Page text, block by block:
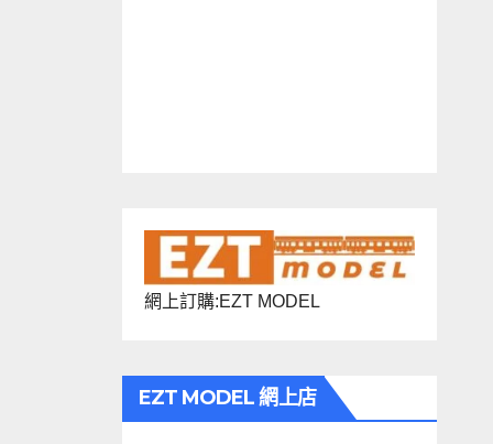
網上訂購:EZT MODEL
EZT MODEL 網上店